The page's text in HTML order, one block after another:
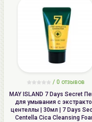
/ 0 отзывов
MAY ISLAND 7 Days Secret
для умывания с
центеллы | 30мл | 7 Days
Centella Cica Cleansing